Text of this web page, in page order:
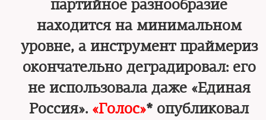
партийное разнообразие
находится на минимальном
уровне, а инструмент праймериз
окончательно деградировал: его
не использовала даже «Единая
Россия». «Голос»* опубликовал